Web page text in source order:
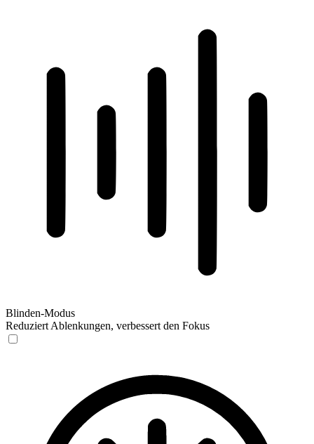
Blinden-Modus
Reduziert Ablenkungen, verbessert den Fokus